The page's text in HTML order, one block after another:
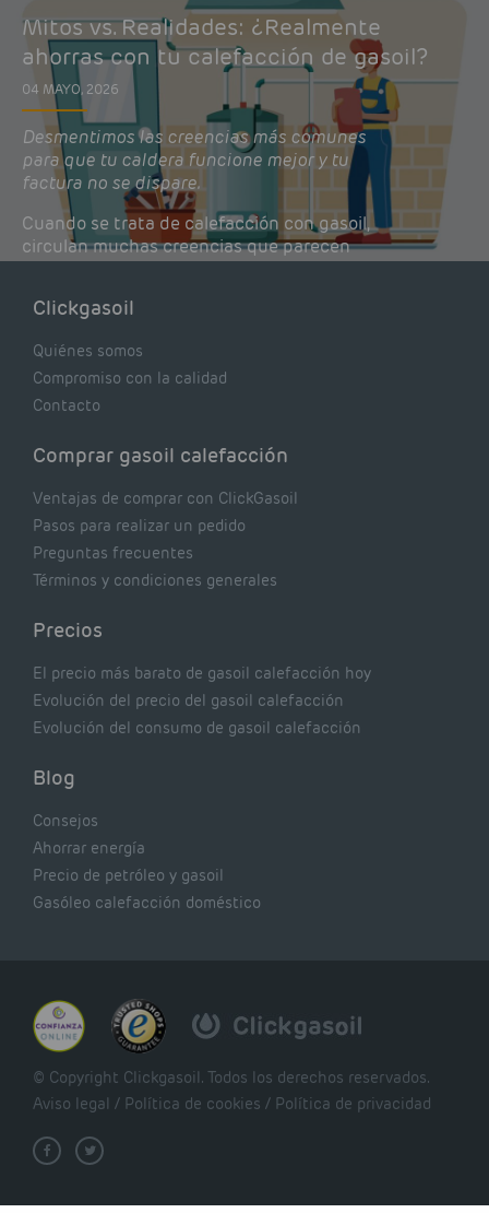
Mitos vs. Realidades: ¿Realmente
ahorras con tu calefacción de gasoil?
04 MAYO, 2026
Desmentimos las creencias más comunes
para que tu caldera funcione mejor y tu
factura no se dispare.
Cuando se trata de calefacción con gasoil,
circulan muchas creencias que parecen
lógicas pero que, en realidad, pueden estar
de tu caldera. Pocas se contrastan con lo que
Clickgasoil
Quiénes somos
Compromiso con la calidad
Contacto
Comprar gasoil calefacción
Ventajas de comprar con ClickGasoil
Pasos para realizar un pedido
Preguntas frecuentes
Términos y condiciones generales
Precios
El precio más barato de gasoil calefacción hoy
Evolución del precio del gasoil calefacción
Evolución del consumo de gasoil calefacción
Blog
Consejos
Ahorrar energía
Precio de petróleo y gasoil
Gasóleo calefacción doméstico
© Copyright Clickgasoil. Todos los derechos reservados.
Aviso legal / Política de cookies / Política de privacidad